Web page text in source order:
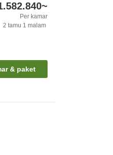
~
Per kamar
2 tamu 1 malam
& paket